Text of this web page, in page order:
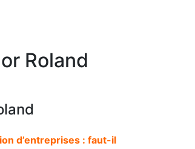
Roland
d’entreprises : faut-il